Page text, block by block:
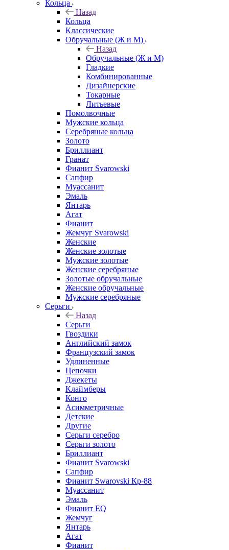
Кольца
Назад
Кольца
Классические
Обручальные (Ж и М)
Назад
Обручальные (Ж и М)
Гладкие
Комбинированные
Дизайнерские
Токарные
Литьевые
Помолвочные
Мужские кольца
Серебряные кольца
Золото
Бриллиант
Гранат
Фианит Svarowski
Сапфир
Муассанит
Эмаль
Янтарь
Агат
Фианит
Жемчуг Svarowski
Женские
Женские золотые
Мужские золотые
Женские серебряные
Золотые обручальные
Женские обручальные
Мужские серебряные
Серьги
Назад
Серьги
Гвоздики
Английский замок
Французский замок
Удлиненные
Цепочки
Джекеты
Клаймберы
Конго
Асимметричные
Детские
Другие
Серьги серебро
Серьги золото
Бриллиант
Фианит Svarowski
Сапфир
Фианит Swarovski Кр-88
Муассанит
Эмаль
Фианит EQ
Жемчуг
Янтарь
Агат
Фианит